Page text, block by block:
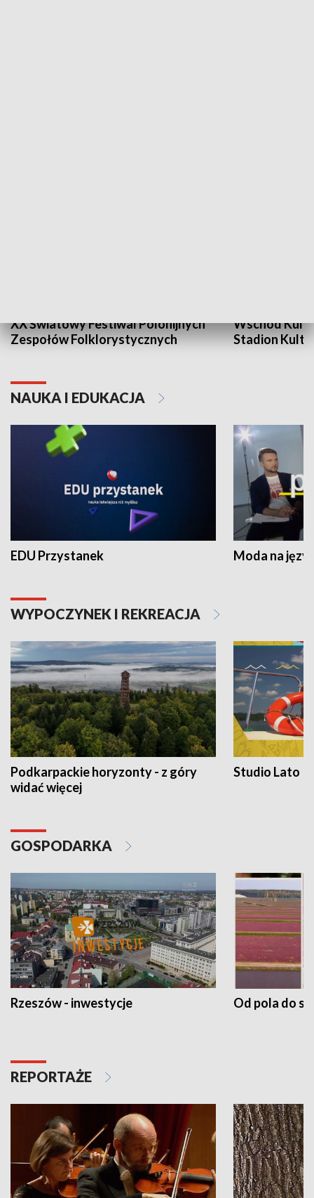
XX Światowy Festiwal Polonijnych
Zespołów Folklorystycznych
Wschód
Stadion
NAUKA I EDUKACJA
EDU Przystanek Moda na
WYPOCZYNEK I REKREACJA
Podkarpackie horyzonty - z góry
widać więcej
Studio Lato
GOSPODARKA
Rzeszów - inwestycje Od pola do
REPORTAŻE